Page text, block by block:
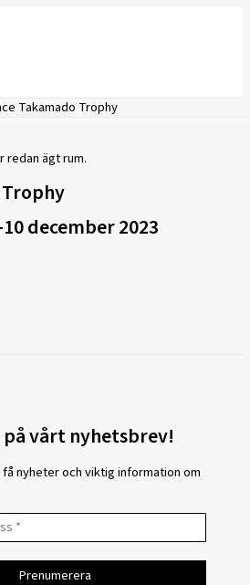
Takamado Trophy
redan ägt rum.
10 december 2023
vårt nyhetsbrev!
nyheter och viktig information om